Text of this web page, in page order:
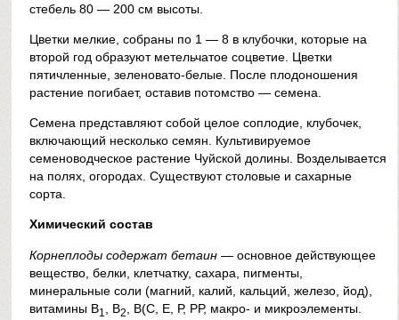
стебель 80 — 200 см высоты.
Цветки мелкие, собраны по 1 — 8 в клубочки, которые на
второй год образуют метельчатое соцветие. Цветки
пятичленные, зеленовато-белые. После плодоношения
растение погибает, оставив потомство — семена.
Семена представляют собой целое соплодие, клубочек,
включающий несколько семян. Культивируемое
семеноводческое растение Чуйской долины. Возделывается
на полях, огородах. Существуют столовые и сахарные
сорта.
Химический состав
Корнеплоды содержат бетаин— основное действующее
вещество, белки, клетчатку, сахара, пигменты,
минеральные соли (магний, калий, кальций, железо, йод),
витамины В1 , В2
, В(С, Е, Р, РР, макро- и микроэлементы.